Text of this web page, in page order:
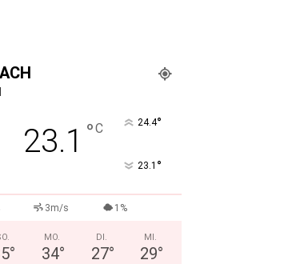
23.1 °C 24.4°
23.1 °
3m/s 1%
°
MO.
34°
DI.
27°
MI.
29°